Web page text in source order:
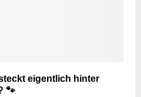
eigentlich hinter
🐾